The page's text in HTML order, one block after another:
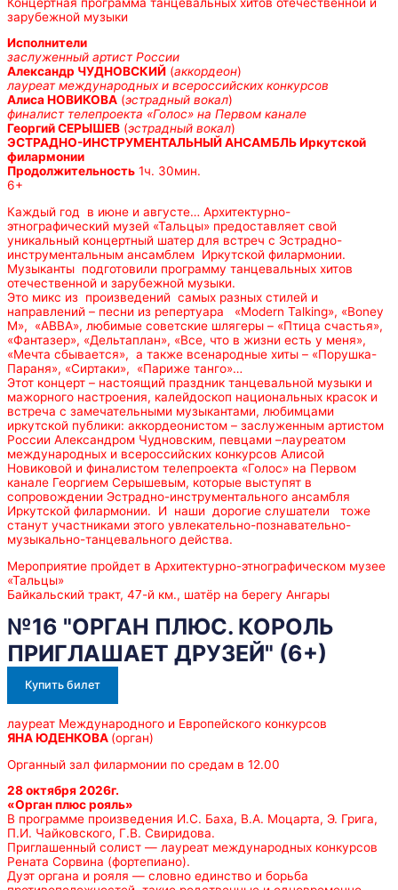
зарубежной музыки
Исполнители
заслуженный артист России
Александр ЧУДНОВСКИЙ (аккордеон)
лауреат международных и всероссийских конкурсов
Алиса НОВИКОВА (эстрадный вокал)
финалист телепроекта «Голос» на Первом канале
Георгий СЕРЫШЕВ (эстрадный вокал)
ЭСТРАДНО-ИНСТРУМЕНТАЛЬНЫЙ АНСАМБЛЬ Иркутской
филармонии
Продолжительность 1ч. 30мин.
6+
Каждый год в июне и августе… Архитектурно-
этнографический музей «Тальцы» предоставляет свой
уникальный концертный шатер для встреч с Эстрадно-
инструментальным ансамблем Иркутской филармонии.
Музыканты подготовили программу танцевальных хитов
отечественной и зарубежной музыки.
Это микс из произведений самых разных стилей и
направлений – песни из репертуара «Modern Talking», «Boney
M», «АВВА», любимые советские шлягеры – «Птица счастья»,
«Фантазер», «Дельтаплан», «Все, что в жизни есть у меня»,
«Мечта сбывается», а также всенародные хиты – «Порушка-
Параня», «Сиртаки», «Париже танго»…
Этот концерт – настоящий праздник танцевальной музыки и
мажорного настроения, калейдоскоп национальных красок и
встреча с замечательными музыкантами, любимцами
иркутской публики: аккордеонистом – заслуженным артистом
России Александром Чудновским, певцами –лауреатом
международных и всероссийских конкурсов Алисой
Новиковой и финалистом телепроекта «Голос» на Первом
канале Георгием Серышевым, которые выступят в
сопровождении Эстрадно-инструментального ансамбля
Иркутской филармонии. И наши дорогие слушатели тоже
станут участниками этого увлекательно-познавательно-
музыкально-танцевального действа.
Мероприятие пройдет в Архитектурно-этнографическом музее
«Тальцы»
Байкальский тракт, 47-й км., шатёр на берегу Ангары
№16 "ОРГАН ПЛЮС. КОРОЛЬ
ПРИГЛАШАЕТ ДРУЗЕЙ" (6+)
Купить билет
лауреат Международного и Европейского конкурсов
ЯНА ЮДЕНКОВА (орган)
Органный зал филармонии по средам в 12.00
28 октября 2026г.
«Орган плюс рояль»
В программе произведения И.С. Баха, В.А. Моцарта, Э. Грига,
П.И. Чайковского, Г.В. Свиридова.
Приглашенный солист — лауреат международных конкурсов
Рената Сорвина (фортепиано).
Дуэт органа и рояля — словно единство и борьба